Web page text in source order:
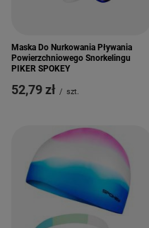
Maska Do Nurkowania Pływania
Powierzchniowego Snorkelingu
PIKER SPOKEY
52,79 zł / szt.